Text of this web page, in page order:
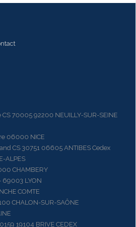
70005 92200 NEUILLY-SUR-SEINE
06000 NICE
CS 30751 06605 ANTIBES Cedex
ALPES
CHAMBERY
LYON
COMTE
CHALON-SUR-SAÔNE
19104 BRIVE CEDEX